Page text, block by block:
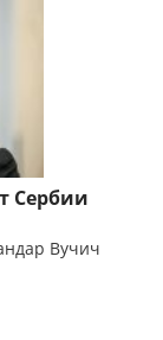
Сербии
Вучич